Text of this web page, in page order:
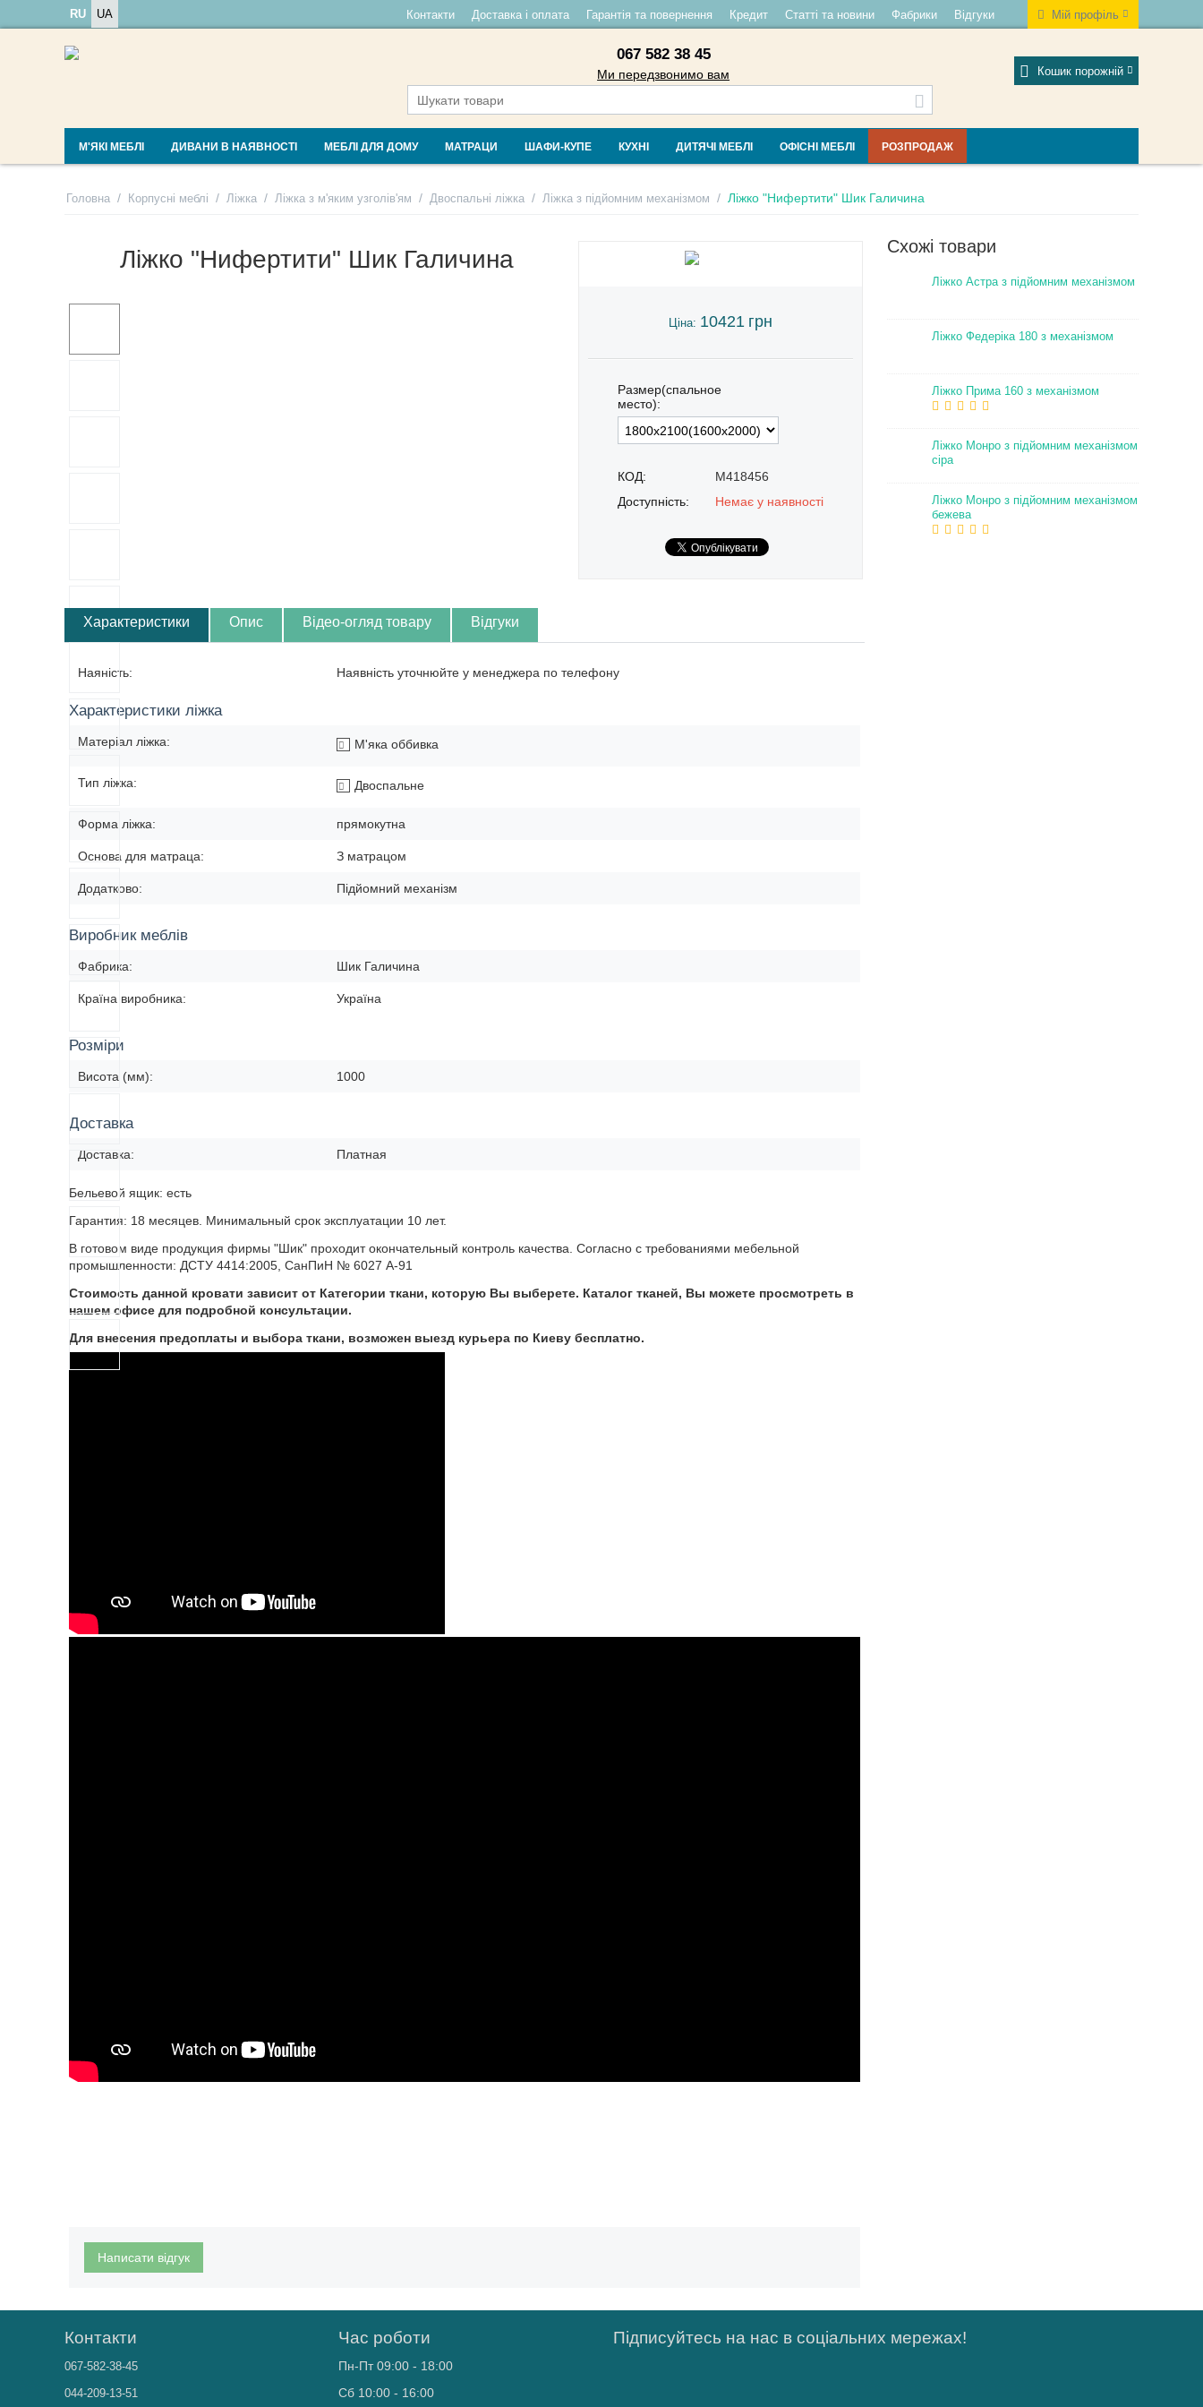
RU UA Мій профіль
Контакти Доставка і оплата Гарантія та повернення Кредит Статті та новини Фабрики Відгуки
067 582 38 45
Ми передзвонимо вам Кошик порожній
М'ЯКІ МЕБЛІ ДИВАНИ В НАЯВНОСТІ МЕБЛІ ДЛЯ ДОМУ МАТРАЦИ ШАФИ-КУПЕ КУХНІ ДИТЯЧІ МЕБЛІ ОФІСНІ МЕБЛІ РОЗПРОДАЖ
Головна / Корпусні меблі / Ліжка / Ліжка з м'яким узголів'ям / Двоспальні ліжка / Ліжка з підйомним механізмом / Ліжко "Нифертити" Шик Галичина
Ліжко "Нифертити" Шик Галичина
Ціна: 10421 грн
Размер(спальное
место):
КОД:
M418456
Доступність:
Немає у наявності
Характеристики Опис Відео-огляд товару Відгуки
Наяність: Наявність уточнюйте у менеджера по телефону
Характеристики ліжка
Матеріал ліжка: М'яка оббивка
Тип ліжка: Двоспальне
Форма ліжка: прямокутна
Основа для матраца: З матрацом
Додатково: Підйомний механізм
Виробник меблів
Фабрика: Шик Галичина
Країна виробника: Україна
Розміри
Висота (мм): 1000
Доставка
Доставка: Платная
Бельевой ящик: есть
Гарантия: 18 месяцев. Минимальный срок эксплуатации 10 лет.
В готовом виде продукция фирмы "Шик" проходит окончательный контроль качества. Согласно с требованиями мебельной
промышленности: ДСТУ 4414:2005, СанПиН № 6027 А-91
Стоимость данной кровати зависит от Категории ткани, которую Вы выберете. Каталог тканей, Вы можете просмотреть в
нашем офисе для подробной консультации.
Для внесения предоплаты и выбора ткани, возможен выезд курьера по Киеву бесплатно.
Написати відгук
Схожі товари
Ліжко Астра з підйомним механізмом
Ліжко Федеріка 180 з механізмом
Ліжко Прима 160 з механізмом
Ліжко Монро з підйомним механізмом
сіра
Ліжко Монро з підйомним механізмом
бежева
Контакти
067-582-38-45
044-209-13-51
Час роботи
Пн-Пт 09:00 - 18:00
Сб 10:00 - 16:00
Підписуйтесь на нас в соціальних мережах!